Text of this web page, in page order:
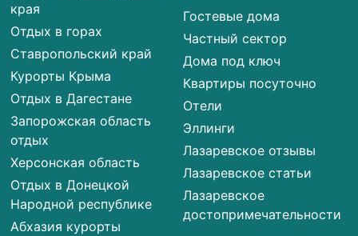
края
Отдых в горах
Ставропольский край
Курорты Крыма
Отдых в Дагестане
Запорожская область
отдых
Херсонская область
Отдых в Донецкой
Народной республике
Абхазия курорты
Гостевые дома
Частный сектор
Дома под ключ
Квартиры посуточно
Отели
Эллинги
Лазаревское отзывы
Лазаревское статьи
Лазаревское
достопримечательности